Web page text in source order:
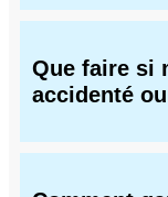
Que faire si
accidenté